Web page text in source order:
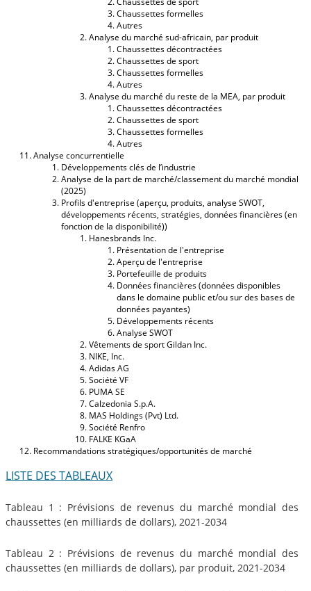
Chaussettes formelles
Autres
Analyse du marché sud-africain, par produit
Chaussettes décontractées
Chaussettes de sport
Chaussettes formelles
Autres
Analyse du marché du reste de la MEA, par produit
Chaussettes décontractées
Chaussettes de sport
Chaussettes formelles
Autres
Analyse concurrentielle
Développements clés de l’industrie
Analyse de la part de marché/classement du marché mondial
(2025)
Profils d'entreprise (aperçu, produits, analyse SWOT,
développements récents, stratégies, données financières (en
fonction de la disponibilité))
Hanesbrands Inc.
Présentation de l'entreprise
Aperçu de l'entreprise
Portefeuille de produits
Données financières (données disponibles
dans le domaine public et/ou sur des bases de
données payantes)
Développements récents
Analyse SWOT
Vêtements de sport Gildan Inc.
NIKE, Inc.
Adidas AG
Société VF
PUMA SE
Calzedonia S.p.A.
MAS Holdings (Pvt) Ltd.
Société Renfro
FALKE KGaA
Recommandations stratégiques/opportunités de marché
LISTE DES TABLEAUX
Tableau 1 : Prévisions de revenus du marché mondial des
chaussettes (en milliards de dollars), 2021-2034
Tableau 2 : Prévisions de revenus du marché mondial des
chaussettes (en milliards de dollars), par produit, 2021-2034